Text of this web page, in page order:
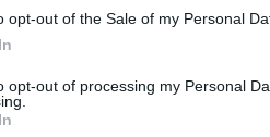
opt-out of the Sale of my Personal
opt-out of processing my Personal
régóta érzem. Amikor
fel, amiről a néző